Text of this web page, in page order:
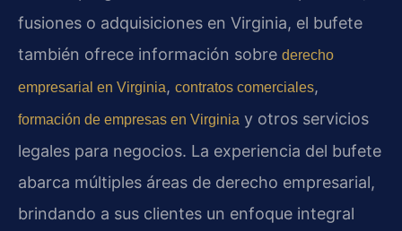
fusiones o adquisiciones en Virginia, el bufete
también ofrece información sobre derecho
empresarial en Virginia, contratos comerciales,
formación de empresas en Virginia y otros servicios
legales para negocios. La experiencia del bufete
abarca múltiples áreas de derecho empresarial,
brindando a sus clientes un enfoque integral